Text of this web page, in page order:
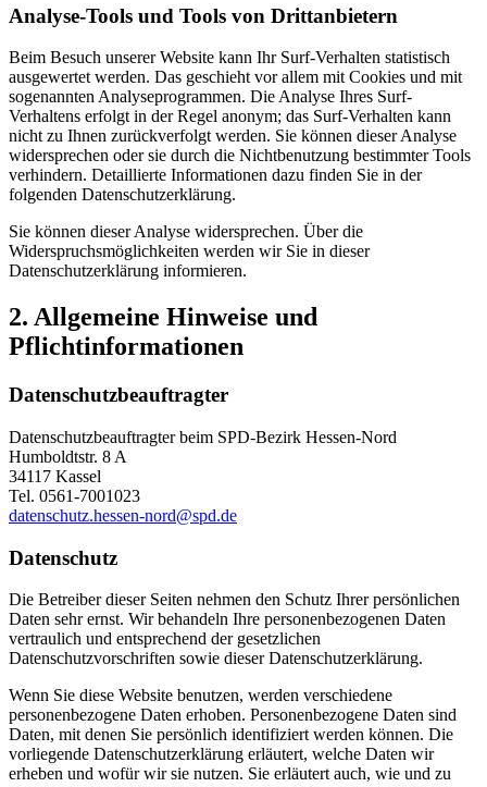
Analyse-Tools und Tools von Drittanbietern
Beim Besuch unserer Website kann Ihr Surf-Verhalten statistisch
ausgewertet werden. Das geschieht vor allem mit Cookies und mit
sogenannten Analyseprogrammen. Die Analyse Ihres Surf-
Verhaltens erfolgt in der Regel anonym; das Surf-Verhalten kann
nicht zu Ihnen zurückverfolgt werden. Sie können dieser Analyse
widersprechen oder sie durch die Nichtbenutzung bestimmter Tools
verhindern. Detaillierte Informationen dazu finden Sie in der
folgenden Datenschutzerklärung.
Sie können dieser Analyse widersprechen. Über die
Widerspruchsmöglichkeiten werden wir Sie in dieser
Datenschutzerklärung informieren.
2. Allgemeine Hinweise und
Pflichtinformationen
Datenschutzbeauftragter
Datenschutzbeauftragter beim SPD-Bezirk Hessen-Nord
Humboldtstr. 8 A
34117 Kassel
Tel. 0561-7001023
datenschutz.hessen-nord@spd.de
Datenschutz
Die Betreiber dieser Seiten nehmen den Schutz Ihrer persönlichen
Daten sehr ernst. Wir behandeln Ihre personenbezogenen Daten
vertraulich und entsprechend der gesetzlichen
Datenschutzvorschriften sowie dieser Datenschutzerklärung.
Wenn Sie diese Website benutzen, werden verschiedene
personenbezogene Daten erhoben. Personenbezogene Daten sind
Daten, mit denen Sie persönlich identifiziert werden können. Die
vorliegende Datenschutzerklärung erläutert, welche Daten wir
erheben und wofür wir sie nutzen. Sie erläutert auch, wie und zu